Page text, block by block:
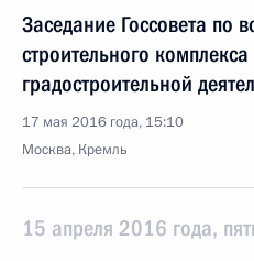
Заседание Госсовета по
строительного
градостроительной
17 мая 2016 года, 15:10
Москва, Кремль
15 апреля 2016 года,